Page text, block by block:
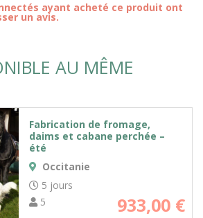
ayant acheté ce produit ont
un avis.
AU MÊME
Fabrication de fromage,
daims et cabane perchée –
été
Occitanie
5 jours
5
933,00 €